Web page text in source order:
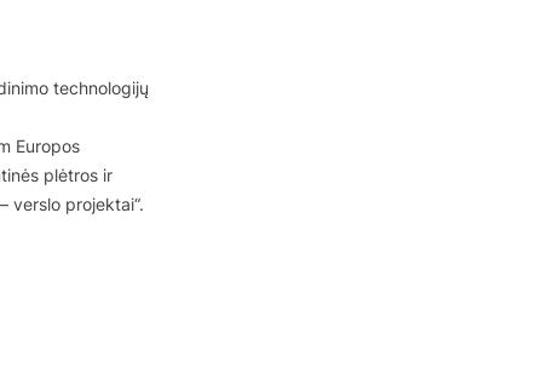
technologijų
Europos
plėtros ir
verslo projektai“.